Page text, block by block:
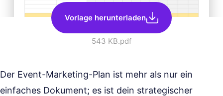
Vorlage herunterladen
543 KB.pdf
Der Event-Marketing-Plan ist mehr als nur ein
einfaches Dokument; es ist dein strategischer